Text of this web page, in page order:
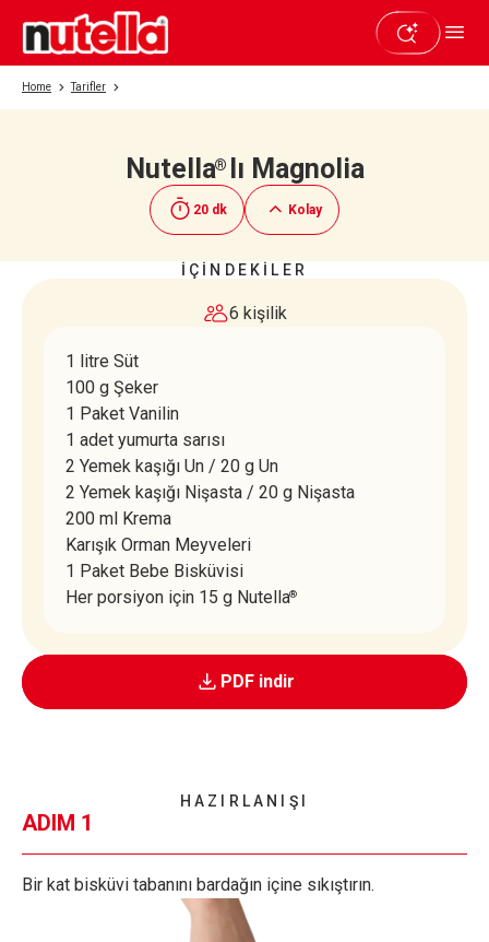
Home Tarifler
Nutella® lı Magnolia
20 dk Kolay
Beğendiyseniz paylaşın
İÇİNDEKİLER
6 kişilik
1 litre Süt
100 g Şeker
1 Paket Vanilin
1 adet yumurta sarısı
2 Yemek kaşığı Un / 20 g Un
2 Yemek kaşığı Nişasta / 20 g Nişasta
200 ml Krema
Karışık Orman Meyveleri
1 Paket Bebe Bisküvisi
Her porsiyon için 15 g Nutella®
PDF indir
HAZIRLANIŞI
ADIM 1
Bir kat bisküvi tabanını bardağın içine sıkıştırın.